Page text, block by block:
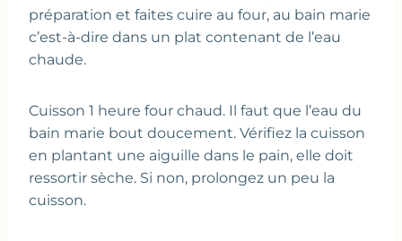
préparation et faites cuire au four, au bain marie
c’est-à-dire dans un plat contenant de l’eau
chaude.
Cuisson 1 heure four chaud. Il faut que l’eau du
bain marie bout doucement. Vérifiez la cuisson
en plantant une aiguille dans le pain, elle doit
ressortir sèche. Si non, prolongez un peu la
cuisson.